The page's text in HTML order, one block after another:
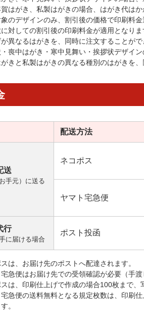
はがき、私製はがきの場合、はがき代はか
のデザインのみ、割引後の価格で印刷料
対しての割引後の印刷料金が適用となりま
異なるはがきを、同時に注文することがで
喪中はがき・寒中見舞い・挨拶状デザイ
きと私製はがきの異なる種別のはがきを、
配送方法
送
手元）に送る
ネコポス
ヤマト宅急便
行
に届ける場合
ポスト投函
は、お届け先のポストへ配達されます。
急便はお届け先での受領確認が必要（手渡
は、印刷仕上げで作成の場合100枚まで、
急便の送料無料となる規定枚数は、印刷
。